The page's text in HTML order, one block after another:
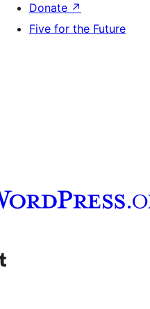
Donate ↗
Five for the Future
de YouTube
our Tumblr account